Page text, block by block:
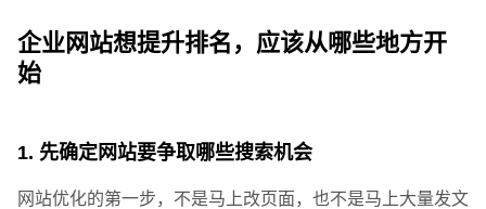
企业网站想提升排名，应该从哪些地方开
始
1. 先确定网站要争取哪些搜索机会
网站优化的第一步，不是马上改页面，也不是马上大量发文